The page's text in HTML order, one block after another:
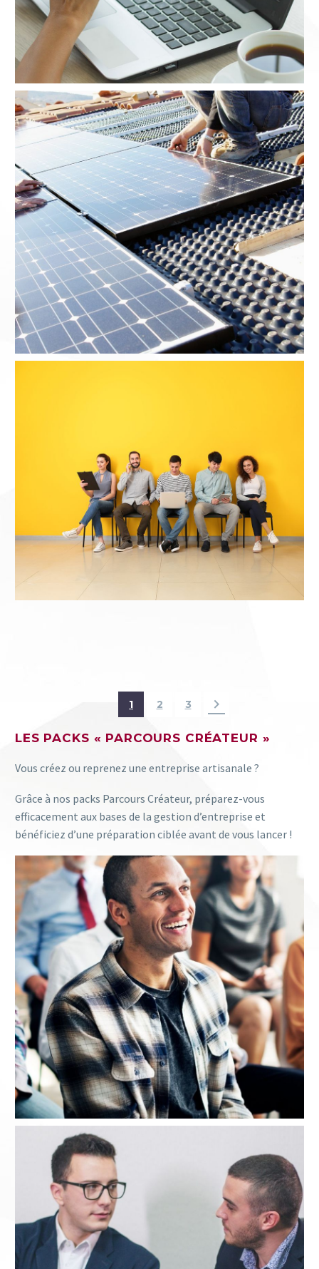
1 2 3
LES PACKS « PARCOURS CRÉATEUR »
Vous créez ou reprenez une entreprise artisanale ?
Grâce à nos packs Parcours Créateur, préparez-vous
efficacement aux bases de la gestion d’entreprise et
bénéficiez d’une préparation ciblée avant de vous lancer !